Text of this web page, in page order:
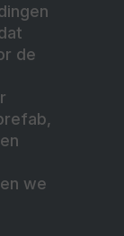
de
we